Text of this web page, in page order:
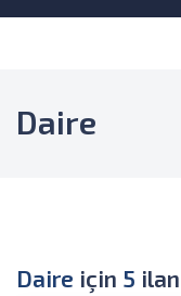
Daire
Daire için 5